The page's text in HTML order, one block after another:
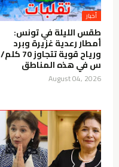
أخبار
طقس الليلة في تونس:
أمطار رعدية غزيرة وبرد
ورياح قوية تتجاوز 70 كلم/
س في هذه المناطق
August 04, 2026